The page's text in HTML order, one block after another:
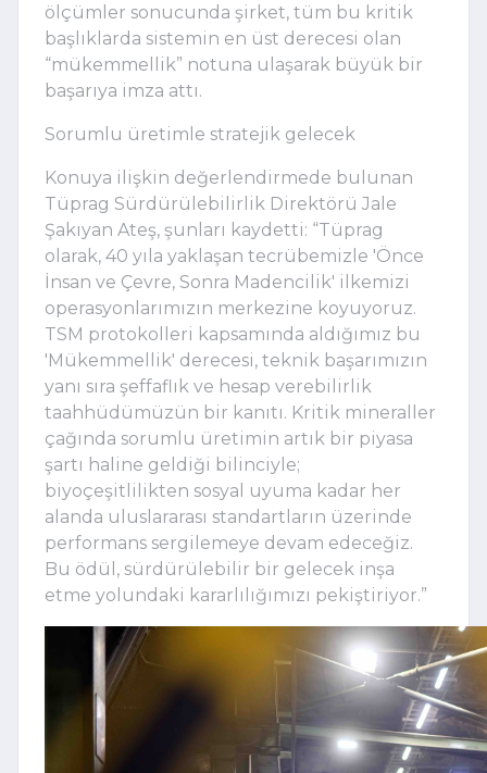
ölçümler sonucunda şirket, tüm bu kritik
başlıklarda sistemin en üst derecesi olan
“mükemmellik” notuna ulaşarak büyük bir
başarıya imza attı.
Sorumlu üretimle stratejik gelecek
Konuya ilişkin değerlendirmede bulunan
Tüprag Sürdürülebilirlik Direktörü Jale
Şakıyan Ateş, şunları kaydetti: “Tüprag
olarak, 40 yıla yaklaşan tecrübemizle 'Önce
İnsan ve Çevre, Sonra Madencilik' ilkemizi
operasyonlarımızın merkezine koyuyoruz.
TSM protokolleri kapsamında aldığımız bu
'Mükemmellik' derecesi, teknik başarımızın
yanı sıra şeffaflık ve hesap verebilirlik
taahhüdümüzün bir kanıtı. Kritik mineraller
çağında sorumlu üretimin artık bir piyasa
şartı haline geldiği bilinciyle;
biyoçeşitlilikten sosyal uyuma kadar her
alanda uluslararası standartların üzerinde
performans sergilemeye devam edeceğiz.
Bu ödül, sürdürülebilir bir gelecek inşa
etme yolundaki kararlılığımızı pekiştiriyor.”